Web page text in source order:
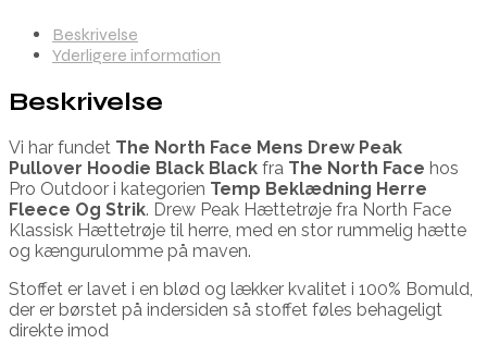
Beskrivelse
Yderligere information
Beskrivelse
Vi har fundet The North Face Mens Drew Peak
Pullover Hoodie Black Black fra The North Face hos
Pro Outdoor i kategorien Temp Beklædning Herre
Fleece Og Strik. Drew Peak Hættetrøje fra North Face
Klassisk Hættetrøje til herre, med en stor rummelig hætte
og kængurulomme på maven.
Stoffet er lavet i en blød og lækker kvalitet i 100% Bomuld,
der er børstet på indersiden så stoffet føles behageligt
direkte imod